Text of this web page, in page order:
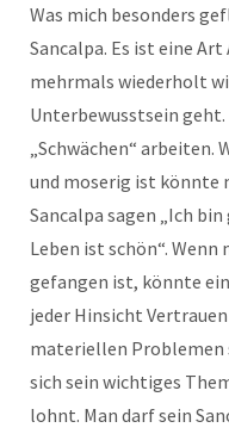
Was mich besonders
Sancalpa. Es ist eine
mehrmals wiederholt
Unterbewusstsein
„Schwächen“ arbeiten.
und moserig ist könnte
Sancalpa sagen „Ich
Leben ist schön“.
gefangen ist, könnte
jeder Hinsicht
materiellen Problemen
sich sein wichtiges
lohnt. Man darf sein